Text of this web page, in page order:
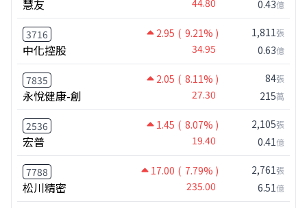
慧友 44.80 0.43億
3716 2.95 ( 9.21% )
中化控股 34.95
1,811張
0.63億
7835 2.05 ( 8.11% )
永悅健康-創 27.30
84張
215萬
2536 1.45 ( 8.07% )
宏普 19.40
2,105張
0.41億
7788 17.00 ( 7.79% )
松川精密 235.00
2,761張
6.51億